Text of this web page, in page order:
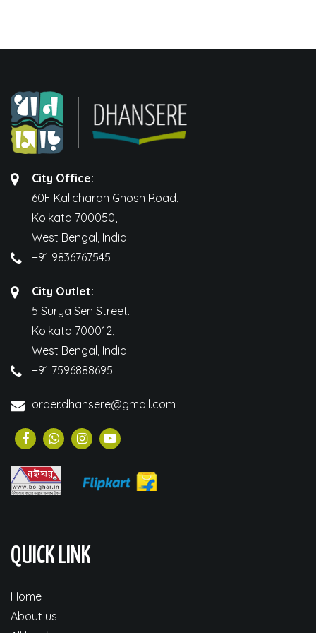
City Office:
60F Kalicharan Ghosh Road,
Kolkata 700050,
West Bengal, India
+91 9836767545
City Outlet:
5 Surya Sen Street.
Kolkata 700012,
West Bengal, India
+91 7596888695
order.dhansere@gmail.com
QUICK LINK
Home
About us